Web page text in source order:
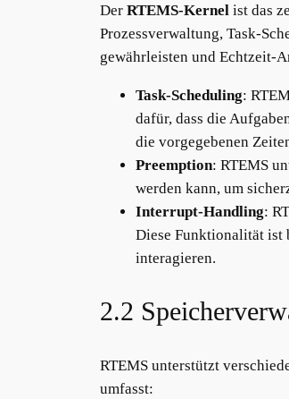
Der RTEMS-Kernel ist das
Prozessverwaltung, Task-
gewährleisten und Echtzeit-
Task-Scheduling:
dafür, dass die
die vorgegebenen
Preemption: RTEMS
werden kann, um
Interrupt-Handling:
Diese Funktionalität ist
interagieren.
2.2
RTEMS unterstützt
umfasst: